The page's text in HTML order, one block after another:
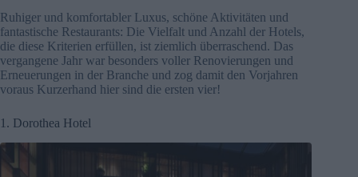
Ruhiger und komfortabler Luxus, schöne Aktivitäten und
fantastische Restaurants: Die Vielfalt und Anzahl der Hotels,
die diese Kriterien erfüllen, ist ziemlich überraschend. Das
vergangene Jahr war besonders voller Renovierungen und
Erneuerungen in der Branche und zog damit den Vorjahren
voraus Kurzerhand hier sind die ersten vier!
1. Dorothea Hotel